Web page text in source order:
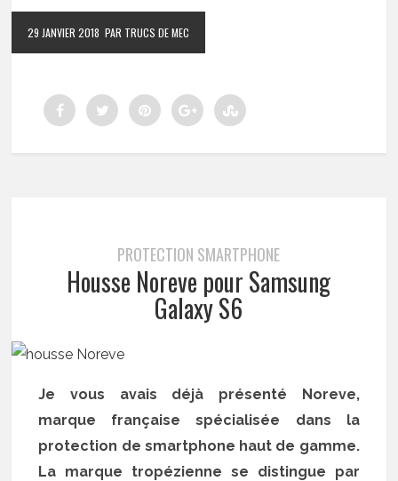
29 JANVIER 2018 PAR TRUCS DE MEC
PROTECTION SMARTPHONE
Housse Noreve pour Samsung
Galaxy S6
Je vous avais déjà présenté Noreve,
marque française spécialisée dans la
protection de smartphone haut de gamme.
La marque tropézienne se distingue par